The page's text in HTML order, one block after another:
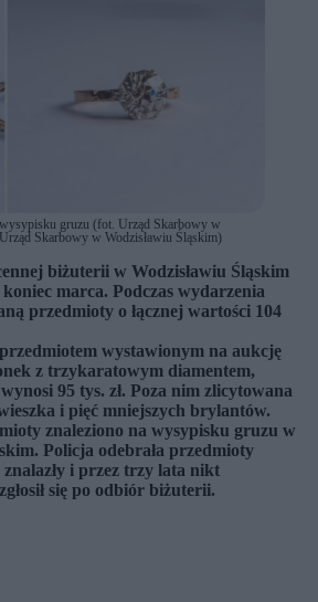
wysypisku gruzu (fot. Urząd Skarbowy w
Skarbowy w Wodzisławiu Śląskim)
biżuterii w Wodzisławiu Śląskim
koniec marca. Podczas wydarzenia
przedmioty o łącznej wartości 104
wystawionym na aukcję
z trzykaratowym diamentem,
95 tys. zł. Poza nim zlicytowana
i pięć mniejszych brylantów.
znaleziono na wysypisku gruzu w
Policja odebrała przedmioty
i przez trzy lata nikt
się po odbiór biżuterii.